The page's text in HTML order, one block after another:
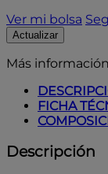
Ver mi bolsa
Más información
FICHA
Descripción